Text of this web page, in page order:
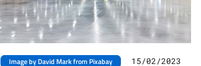
Image by David Mark from Pixabay 15/02/2023